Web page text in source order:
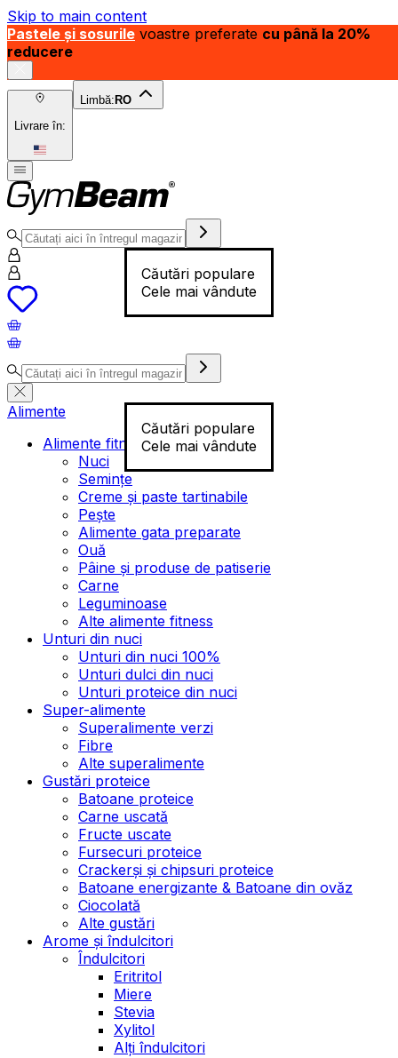
Skip to main content
Pastele și sosurile voastre preferate cu până la 20%
reducere
Livrare în:
Limbă: RO
Căutări populare
Cele mai vândute
Căutări populare
Cele mai vândute
Alimente
Alimente fitness
Nuci
Semințe
Creme și paste tartinabile
Pește
Alimente gata preparate
Ouă
Pâine și produse de patiserie
Carne
Leguminoase
Alte alimente fitness
Unturi din nuci
Unturi din nuci 100%
Unturi dulci din nuci
Unturi proteice din nuci
Super-alimente
Superalimente verzi
Fibre
Alte superalimente
Gustări proteice
Batoane proteice
Carne uscată
Fructe uscate
Fursecuri proteice
Crackerși și chipsuri proteice
Batoane energizante & Batoane din ovăz
Ciocolată
Alte gustări
Arome și îndulcitori
Îndulcitori
Eritritol
Miere
Stevia
Xylitol
Alți îndulcitori